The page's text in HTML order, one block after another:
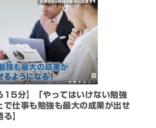
15分】「やってはいけない勉強
で仕事も勉強も最大の成果が出せ
】